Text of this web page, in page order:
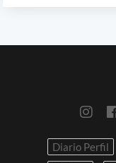
Diario Perfil